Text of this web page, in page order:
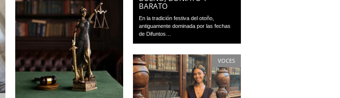
BARATO
En la tradición festiva del otoño,
antiguamente dominada por las fechas
de Difuntos…
VOCES